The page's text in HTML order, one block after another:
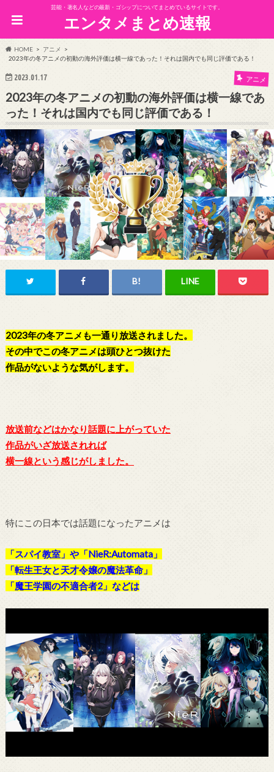
芸能・著名人などの最新・ゴシップについてまとめているサイトです。
エンタメまとめ速報
HOME
アニメ
2023年の冬アニメの初動の海外評価は横一線であった！それは国内でも同じ評価である！
2023.01.17 アニメ
2023年の冬アニメの初動の海外評価は横一線であ
った！それは国内でも同じ評価である！
2023年の冬アニメも一通り放送されました。
その中でこの冬アニメは頭ひとつ抜けた
作品がないような気がします。
放送前などはかなり話題に上がっていた
作品がいざ放送されれば
横一線という感じがしました。
特にこの日本では話題になったアニメは
「スパイ教室」や「NieR:Automata」
「転生王女と天才令嬢の魔法革命」
「魔王学園の不適合者2」などは